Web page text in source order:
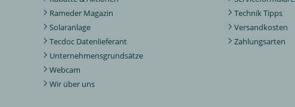
Rameder Magazin
Solaranlage
Tecdoc Datenlieferant
Unternehmensgrundsätze
Webcam
Wir über uns
Technik Tipps
Versandkosten
Zahlungsarten